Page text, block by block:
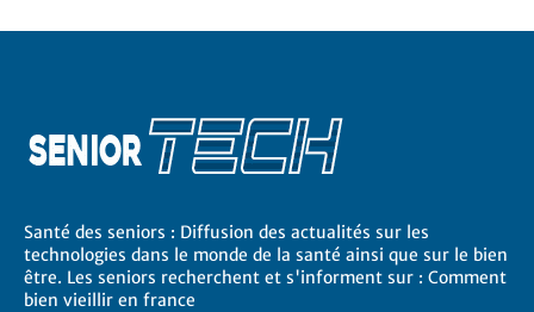
Santé des seniors : Diffusion des actualités sur les
technologies dans le monde de la santé ainsi que sur le bien
être. Les seniors recherchent et s'informent sur : Comment
bien vieillir en france